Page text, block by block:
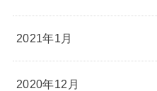
2021年1月
2020年12月